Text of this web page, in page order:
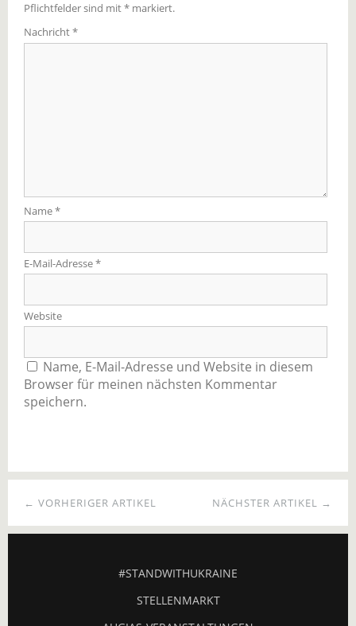
Pflichtfelder sind mit* markiert.
Nachricht*
Name*
E-Mail-Adresse*
Website
Name, E-Mail-Adresse und Website in diesem
Browser für meinen nächsten Kommentar
speichern.
NÄCHSTER ARTIKEL →
← VORHERIGER ARTIKEL
#STANDWITHUKRAINE
STELLENMARKT